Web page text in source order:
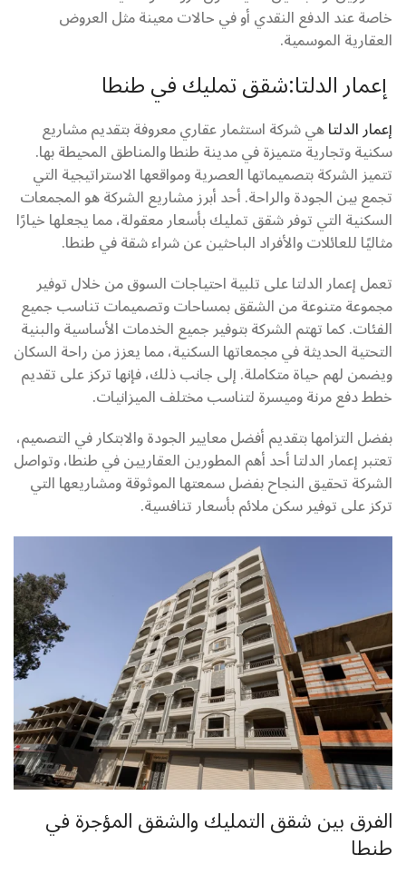
خاصة عند الدفع النقدي أو في حالات معينة مثل العروض
العقارية الموسمية.
إعمار الدلتا:شقق تمليك في طنطا
إعمار الدلتاهي شركة استثمار عقاري معروفة بتقديم مشاريع
سكنية وتجارية متميزة في مدينة طنطا والمناطق المحيطة بها.
تتميز الشركة بتصميماتها العصرية ومواقعها الاستراتيجية التي
تجمع بين الجودة والراحة. أحد أبرز مشاريع الشركة هو المجمعات
السكنية التي توفر شقق تمليك بأسعار معقولة، مما يجعلها خيارًا
مثاليًا للعائلات والأفراد الباحثين عن شراء شقة في طنطا.
تعمل إعمار الدلتا على تلبية احتياجات السوق من خلال توفير
مجموعة متنوعة من الشقق بمساحات وتصميمات تناسب جميع
الفئات. كما تهتم الشركة بتوفير جميع الخدمات الأساسية والبنية
التحتية الحديثة في مجمعاتها السكنية، مما يعزز من راحة السكان
ويضمن لهم حياة متكاملة. إلى جانب ذلك، فإنها تركز على تقديم
خطط دفع مرنة وميسرة لتناسب مختلف الميزانيات.
بفضل التزامها بتقديم أفضل معايير الجودة والابتكار في التصميم،
تعتبر إعمار الدلتا أحد أهم المطورين العقاريين في طنطا، وتواصل
الشركة تحقيق النجاح بفضل سمعتها الموثوقة ومشاريعها التي
تركز على توفير سكن ملائم بأسعار تنافسية.
الفرق بين شقق التمليك والشقق المؤجرة في
طنطا